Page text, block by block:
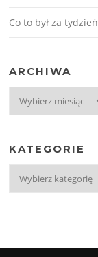
Co to był za tydzień
ARCHIWA
KATEGORIE